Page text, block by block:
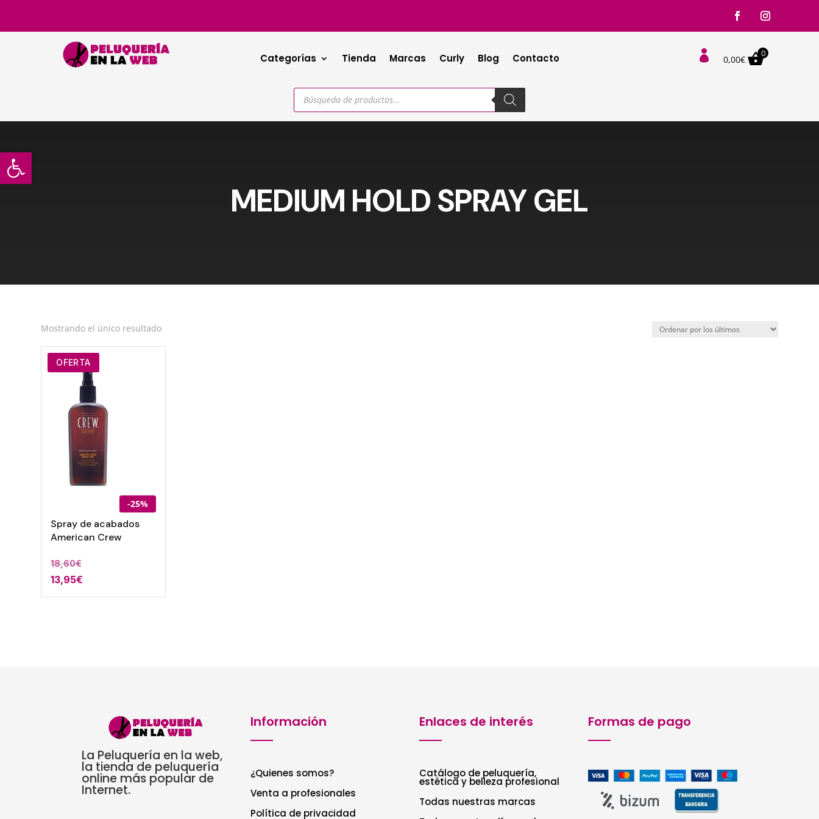
Abrir barra de herramientas
Categorías Tienda Marcas Curly Blog Contacto  0,00€
0
Búsqueda
productos
MEDIUM HOLD SPRAY GEL
Mostrando el único resultado
OFERTA
-25%
Spray de acabados
American Crew
18,60€
13,95€
La Peluquería en la web,
la tienda de peluquería
online más popular de
Internet.
Información
¿Quienes somos?
Venta a profesionales
Política de privacidad
Enlaces de interés
Catálogo de peluquería,
estética y belleza profesional
Todas nuestras marcas
Formas de pago